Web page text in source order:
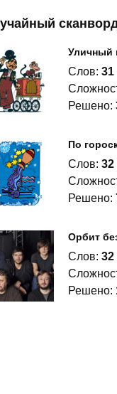
Уличный
Слов: 31
Решено:
По
Слов: 32
Решено:
Орбит
Слов: 32
Решено: